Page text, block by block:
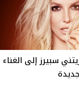
سبيرز إلى الغناء